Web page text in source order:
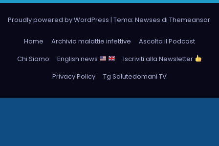
Proudly powered by WordPress | Tema: Newses di Themeansar.
Home Archivio malattie infettive
Ascolta il Podcast
Chi Siamo
English news
Iscriviti alla Newsletter
Privacy Policy
Tg Salutedomani TV